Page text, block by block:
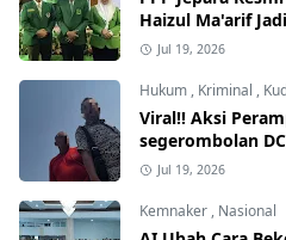
Haizul Ma'arif
Jul 19, 2026
Hukum , Kriminal ,
Viral!! Aksi
segerombolan
Jul 19, 2026
Kemnaker , Nasional